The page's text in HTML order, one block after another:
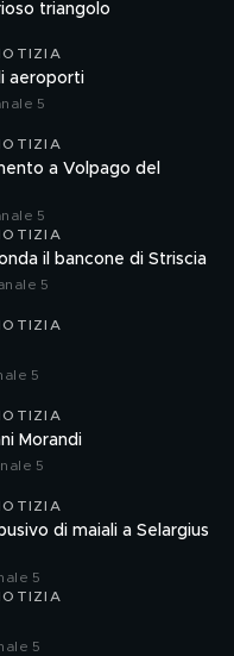
triangolo
aeroporti
5
a Volpago del
5
il bancone di Striscia
5
5
Morandi
5
di maiali a Selargius
5
5